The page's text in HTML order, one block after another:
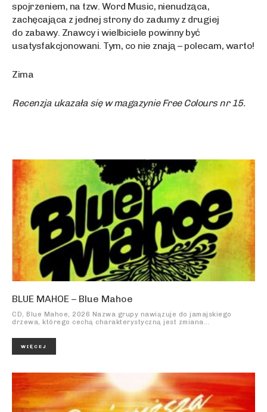
spojrzeniem, na tzw. Word Music, nienudząca,
zachęcająca z jednej strony do zadumy z drugiej
do zabawy. Znawcy i wielbiciele powinny być
usatysfakcjonowani. Tym, co nie znają – polecam, warto!
Zima
Recenzja ukazała się w magazynie Free Colours nr 15.
BLUE MAHOE – Blue Mahoe
CD, Blue Mahoe, 2026 Nazwa grupy nawiązuje do jamajskiego
drzewa, którego cechą charakterystyczną jest zmiana...
WIĘCEJ